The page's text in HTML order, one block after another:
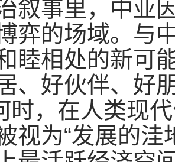
叙事里，中亚
弈的场域。与
睦相处的新可
、好伙伴、好
时，在人类现
视为“发展的